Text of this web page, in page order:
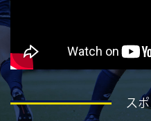
5月3日 筑波大学
2026/04/25
4月26日 亀岡ラグビ
2026/04/18
ス